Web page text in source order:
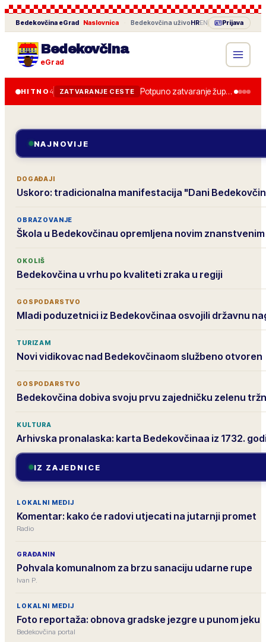
Bedekovčina eGrad Naslovnica Bedekovčina uživoHREN Prijava
Bedekovčina
eGrad
HITNO 4 ZATVARANJE CESTE Potpuno zatvaranje županijske ceste od 28. lipnja, obilazak je uređen.
NAJNOVIJE
DOGAĐAJI
Uskoro: tradicionalna manifestacija "Dani
OBRAZOVANJE
Škola u Bedekovčinau opremljena novim
OKOLIŠ
Bedekovčina u vrhu po kvaliteti zraka u regiji
GOSPODARSTVO
Mladi poduzetnici iz Bedekovčinaa osvojili državnu
TURIZAM
Novi vidikovac nad Bedekovčinaom službeno otvoren
GOSPODARSTVO
Bedekovčina dobiva svoju prvu zajedničku zelenu
KULTURA
Arhivska pronalaska: karta Bedekovčinaa iz 1732.
IZ ZAJEDNICE
LOKALNI MEDIJ
Komentar: kako će radovi utjecati na jutarnji promet
Radio
GRAĐANIN
Pohvala komunalnom za brzu sanaciju udarne rupe
Ivan P.
LOKALNI MEDIJ
Foto reportaža: obnova gradske jezgre u punom jeku
Bedekovčina portal